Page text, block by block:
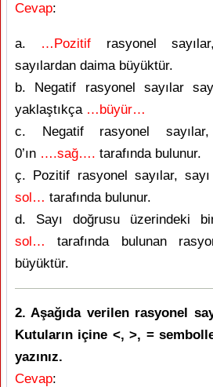
Cevap:
a. …Pozitif rasyonel
sayılardan daima büyüktür.
b. Negatif rasyonel sayılar
yaklaştıkça …büyür…
c. Negatif rasyonel sayılar,
0’ın ….sağ…. tarafında bulunur.
ç. Pozitif rasyonel sayılar, sayı
sol… tarafında bulunur.
d. Sayı doğrusu üzerindeki
sol…
tarafında bulunan
büyüktür.
2. Aşağıda verilen rasyonel
Kutuların içine <, >, =
yazınız.
Cevap: